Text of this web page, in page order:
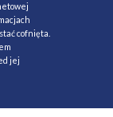
cofnięta.
jej